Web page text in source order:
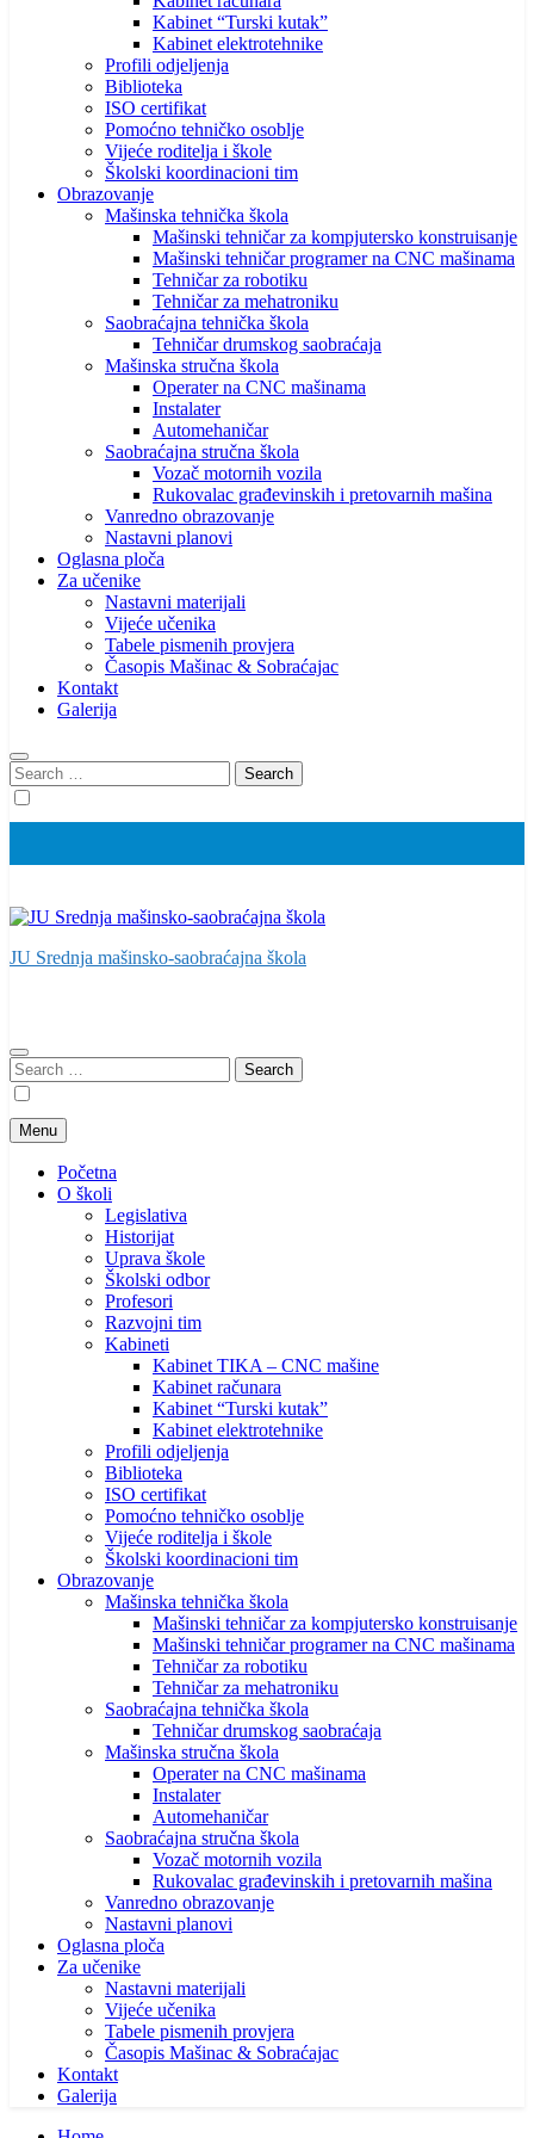
Kabinet “Turski kutak”
Kabinet elektrotehnike
Profili odjeljenja
Biblioteka
ISO certifikat
Pomoćno tehničko osoblje
Vijeće roditelja i škole
Školski koordinacioni tim
Obrazovanje
Mašinska tehnička škola
Mašinski tehničar za kompjutersko konstruisanje
Mašinski tehničar programer na CNC mašinama
Tehničar za robotiku
Tehničar za mehatroniku
Saobraćajna tehnička škola
Tehničar drumskog saobraćaja
Mašinska stručna škola
Operater na CNC mašinama
Instalater
Automehaničar
Saobraćajna stručna škola
Vozač motornih vozila
Rukovalac građevinskih i pretovarnih mašina
Vanredno obrazovanje
Nastavni planovi
Oglasna ploča
Za učenike
Nastavni materijali
Vijeće učenika
Tabele pismenih provjera
Časopis Mašinac & Sobraćajac
Kontakt
Galerija
Search
for:
JU Srednja mašinsko-saobraćajna škola
Search
for:
Menu
Početna
O školi
Legislativa
Historijat
Uprava škole
Školski odbor
Profesori
Razvojni tim
Kabineti
Kabinet TIKA – CNC mašine
Kabinet računara
Kabinet “Turski kutak”
Kabinet elektrotehnike
Profili odjeljenja
Biblioteka
ISO certifikat
Pomoćno tehničko osoblje
Vijeće roditelja i škole
Školski koordinacioni tim
Obrazovanje
Mašinska tehnička škola
Mašinski tehničar za kompjutersko konstruisanje
Mašinski tehničar programer na CNC mašinama
Tehničar za robotiku
Tehničar za mehatroniku
Saobraćajna tehnička škola
Tehničar drumskog saobraćaja
Mašinska stručna škola
Operater na CNC mašinama
Instalater
Automehaničar
Saobraćajna stručna škola
Vozač motornih vozila
Rukovalac građevinskih i pretovarnih mašina
Vanredno obrazovanje
Nastavni planovi
Oglasna ploča
Za učenike
Nastavni materijali
Vijeće učenika
Tabele pismenih provjera
Časopis Mašinac & Sobraćajac
Kontakt
Galerija